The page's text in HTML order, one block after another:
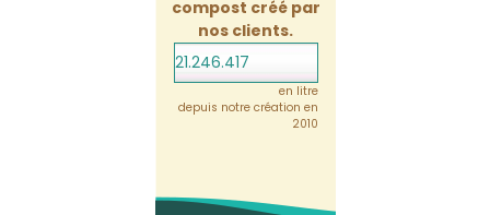
compost créé par
nos clients.
21.246.417
en litre
depuis notre création en
2010